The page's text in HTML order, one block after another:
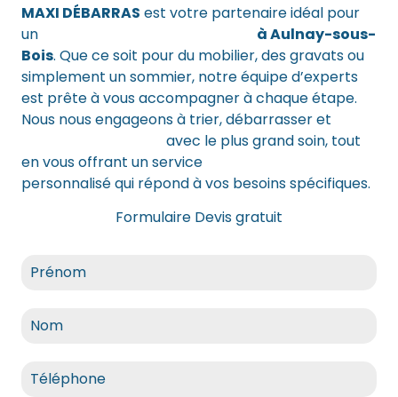
MAXI DÉBARRAS est votre partenaire idéal pour
un
à Aulnay-sous-
Bois. Que ce soit pour du mobilier, des gravats ou
simplement un sommier, notre équipe d’experts
est prête à vous accompagner à chaque étape.
Nous nous engageons à trier, débarrasser et
avec le plus grand soin, tout
en vous offrant un service
personnalisé qui répond à vos besoins spécifiques.
Formulaire Devis gratuit